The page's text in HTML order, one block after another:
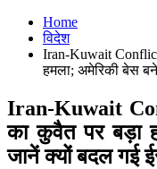
Home
विदेश
Iran-Kuwait
हमला; अमेरिकी बेस
Iran-Kuwait
का कुवैत पर बड़ा
जानें क्यों बदल गई